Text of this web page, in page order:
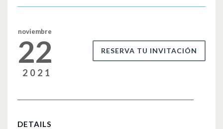
o
k
noviembre
22
2021
RESERVA TU INVITACIÓN
DETAILS